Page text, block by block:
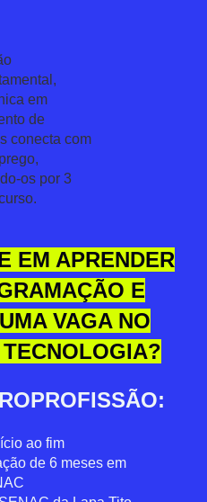
EM APRENDER
E
VAGA NO
ao fim
de 6 meses em